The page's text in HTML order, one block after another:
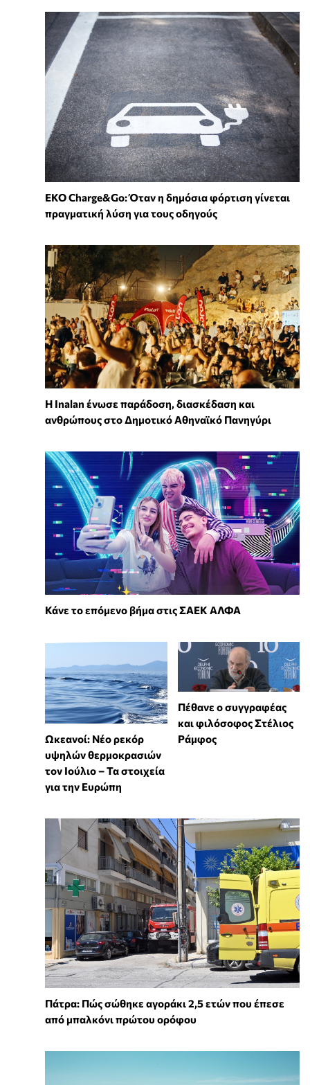
EKO Charge&Go: Όταν η δημόσια φόρτιση γίνεται
πραγματική λύση για τους οδηγούς
Η Inalan ένωσε παράδοση, διασκέδαση και
ανθρώπους στο Δημοτικό Αθηναϊκό Πανηγύρι
Κάνε το επόμενο βήμα στις ΣΑΕΚ ΑΛΦΑ
Ωκεανοί: Νέο ρεκόρ
υψηλών θερμοκρασιών
τον Ιούλιο – Τα στοιχεία
για την Ευρώπη
Πέθανε ο συγγραφέας
και φιλόσοφος Στέλιος
Ράμφος
Πάτρα: Πώς σώθηκε αγοράκι 2,5 ετών που έπεσε
από μπαλκόνι πρώτου ορόφου